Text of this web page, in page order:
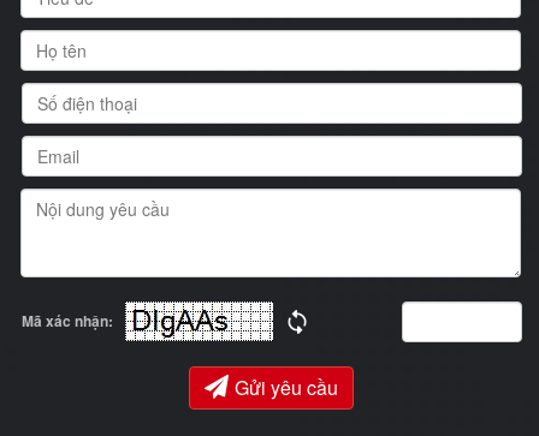
Mã xác nhận:
Gửi yêu cầu